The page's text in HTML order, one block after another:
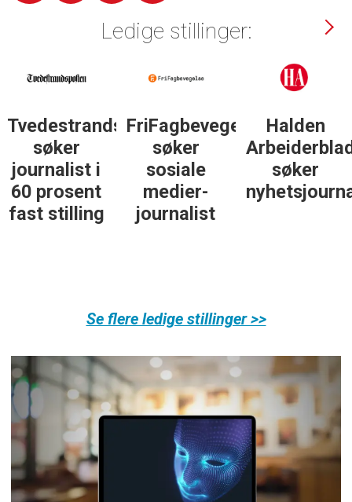
Ledige stillinger:
Tvedestrandsposten
søker
journalist i
60 prosent
fast stilling
FriFagbevegelse
søker
sosiale
medier-
journalist
Halden
søker
Se flere ledige stillinger >>